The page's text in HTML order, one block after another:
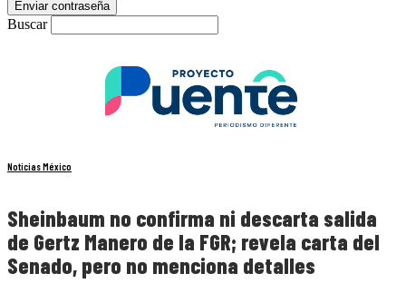
Buscar
Noticias México
Sheinbaum no confirma ni descarta salida
de Gertz Manero de la FGR; revela carta del
Senado, pero no menciona detalles